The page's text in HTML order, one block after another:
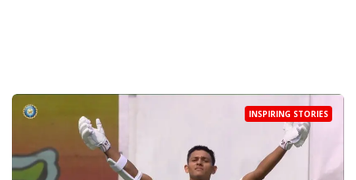
INSPIRING STORIES